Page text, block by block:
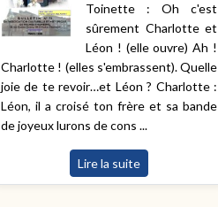
Toinette : Oh c'est
sûrement Charlotte et
Léon ! (elle ouvre) Ah !
Charlotte ! (elles s'embrassent). Quelle
joie de te revoir…et Léon ? Charlotte :
Léon, il a croisé ton frère et sa bande
de joyeux lurons de cons ...
Lire la suite